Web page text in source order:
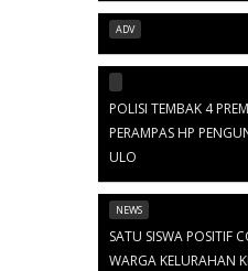
ADV
POLISI TEMBAK 4
PERAMPAS HP
ULO
NEWS
SATU SISWA POSITIF
WARGA KELURAHAN